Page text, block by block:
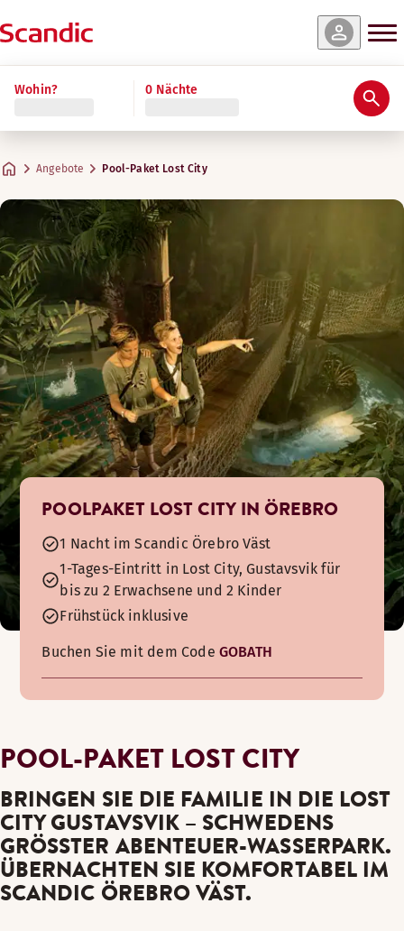
Wohin? 0 Nächte
Angebote Pool-Paket Lost City
POOLPAKET LOST CITY IN ÖREBRO
1 Nacht im Scandic Örebro Väst
1-Tages-Eintritt in Lost City, Gustavsvik für
bis zu 2 Erwachsene und 2 Kinder
Frühstück inklusive
Buchen Sie mit dem Code GOBATH
POOL-PAKET LOST CITY
BRINGEN SIE DIE FAMILIE IN DIE LOST
CITY GUSTAVSVIK – SCHWEDENS
GRÖSSTER ABENTEUER-WASSERPARK. Ü
BERNACHTEN SIE KOMFORTABEL IM S
CANDIC ÖREBRO VÄST.